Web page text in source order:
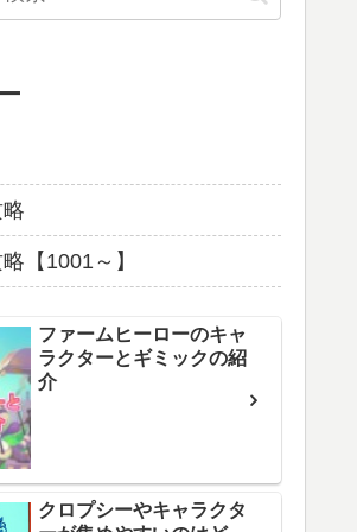
【1001～】
ファームヒーローのキャ
ラクターとギミックの紹
介
クロプシーやキャラクタ